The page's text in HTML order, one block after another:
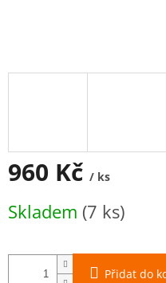
960 Kč / ks
cena:
Skladem (7 ks)
Přidat do